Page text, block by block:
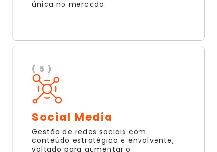
única no mercado.
( 5 )
Social Media
Gestão de redes sociais com
conteúdo estratégico e envolvente,
voltado para aumentar o